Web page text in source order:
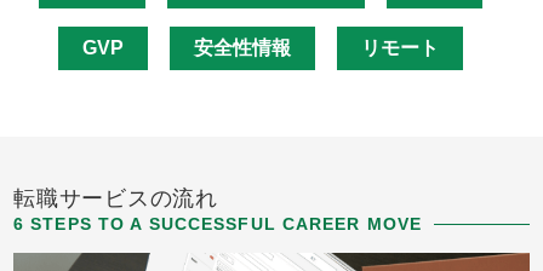
GVP 安全性情報 リモート
転職サービスの流れ
6 STEPS TO A SUCCESSFUL CAREER MOVE